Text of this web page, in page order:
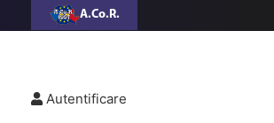
A.Co.R.
Autentificare